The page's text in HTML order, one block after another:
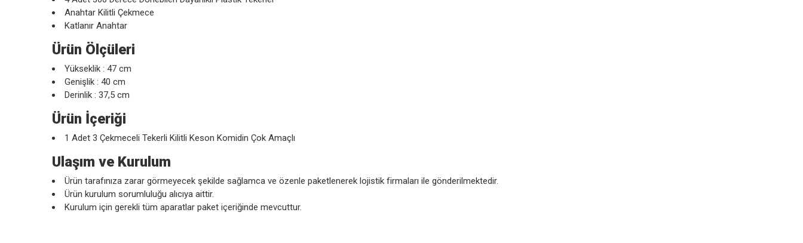
Anahtar Kilitli Çekmece
Katlanır Anahtar
Ürün Ölçüleri
Yükseklik : 47 cm
Genişlik : 40 cm
Derinlik : 37,5 cm
Ürün İçeriği
1 Adet 3 Çekmeceli Tekerli Kilitli Keson Komidin Çok Amaçlı
Ulaşım ve Kurulum
Ürün tarafınıza zarar görmeyecek şekilde sağlamca ve özenle paketlenerek lojistik firmaları ile gönderilmektedir.
Ürün kurulum sorumluluğu alıcıya aittir.
Kurulum için gerekli tüm aparatlar paket içeriğinde mevcuttur.